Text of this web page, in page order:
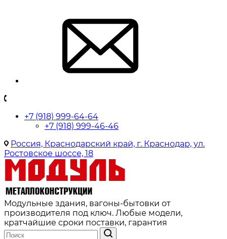
+7 (918) 999-64-64
+7 (918) 999-46-46
Россия, Краснодарский край, г. Краснодар, ул.
Ростовское шоссе, 18
Модульные здания, вагоны-бытовки от
производителя под ключ. Любые модели,
кратчайшие сроки поставки, гарантия